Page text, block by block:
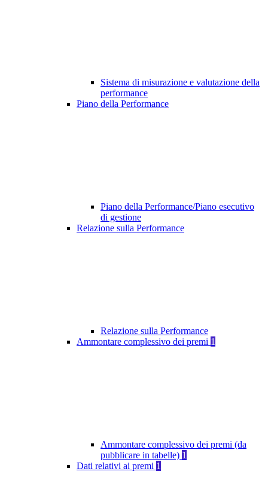
Sistema di misurazione e valutazione della
performance
Piano della Performance
Piano della Performance/Piano esecutivo
di gestione
Relazione sulla Performance
Relazione sulla Performance
Ammontare complessivo dei premi 1
Ammontare complessivo dei premi (da
pubblicare in tabelle) 1
Dati relativi ai premi 1